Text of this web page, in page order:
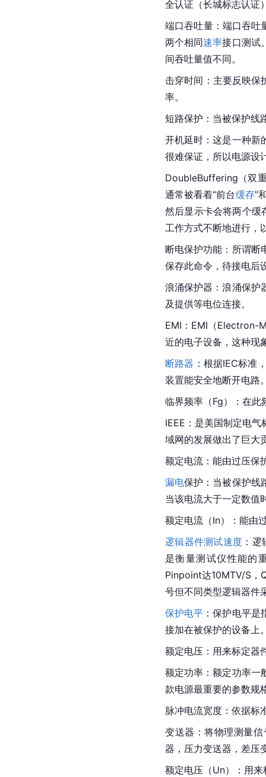
全认证（长城标志认证
端口吞吐量：端口吞吐
两个相同速率接口测试
间吞吐量值不同。
击穿时间：主要反映保
率。
短路保护：当被保护线
开机延时：这是一种新
很难保证，所以电源设
DoubleBuffering（双
通常被看着“前台缓存”
然后显示卡会将两个缓
工作方式不断地进行，
断电保护功能：所谓断
保存此命令，待接电后
浪涌保护器 ：浪涌保护
及提供等电位连接。
EMI：EMI（Electron-
近的电子设备，这种现
断路器 ：根据IEC标准
装置能安全地断开电路
临界频率（Fg）：在此
IEEE：是美国制定电气
域网的发展做出了巨大
额定电流 ：能由过压保
漏电保护：当被保护线
当该电流大于一定数值
额定电流（In）：能由
逻辑器件测试速度 ：
是衡量测试仪性能的
Pinpoint达10MTV/S，
号但不同类型逻辑器件
保护电平 ：保护电平是
接加在被保护的设备上
额定电压：用来标定器
额定功率 ：额定功率
款电源最重要的参数规
脉冲电流宽度：依据标
变送器 ：将物理测量
器， 压力变送器 ， 差压
额定电压（Un）：用